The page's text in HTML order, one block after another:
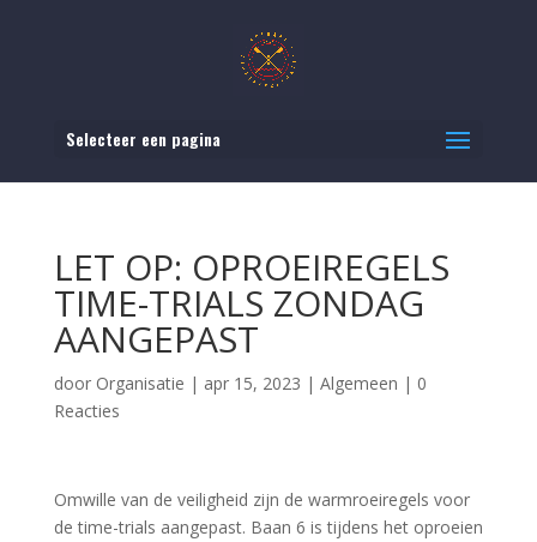
Selecteer een pagina
LET OP: OPROEIREGELS
TIME-TRIALS ZONDAG
AANGEPAST
door Organisatie | apr 15, 2023 | Algemeen | 0
Reacties
Omwille van de veiligheid zijn de warmroeiregels voor
de time-trials aangepast. Baan 6 is tijdens het oproeien